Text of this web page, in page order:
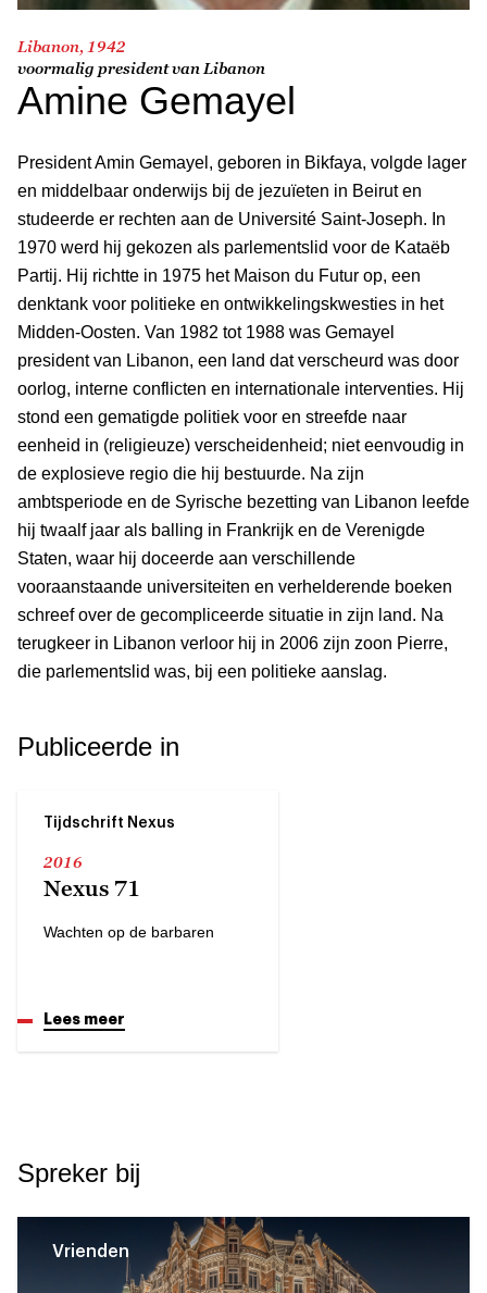
Libanon, 1942
voormalig president van Libanon
Amine Gemayel
President Amin Gemayel, geboren in Bikfaya, volgde lager
en middelbaar onderwijs bij de jezuïeten in Beirut en
studeerde er rechten aan de Université Saint-Joseph. In
1970 werd hij gekozen als parlementslid voor de Kataëb
Partij. Hij richtte in 1975 het Maison du Futur op, een
denktank voor politieke en ontwikkelingskwesties in het
Midden-Oosten. Van 1982 tot 1988 was Gemayel
president van Libanon, een land dat verscheurd was door
oorlog, interne conflicten en internationale interventies. Hij
stond een gematigde politiek voor en streefde naar
eenheid in (religieuze) verscheidenheid; niet eenvoudig in
de explosieve regio die hij bestuurde. Na zijn
ambtsperiode en de Syrische bezetting van Libanon leefde
hij twaalf jaar als balling in Frankrijk en de Verenigde
Staten, waar hij doceerde aan verschillende
vooraanstaande universiteiten en verhelderende boeken
schreef over de gecompliceerde situatie in zijn land. Na
terugkeer in Libanon verloor hij in 2006 zijn zoon Pierre,
die parlementslid was, bij een politieke aanslag.
Publiceerde in
Tijdschrift Nexus
2016
Nexus 71
Wachten op de barbaren
Lees meer
Spreker bij
Vrienden